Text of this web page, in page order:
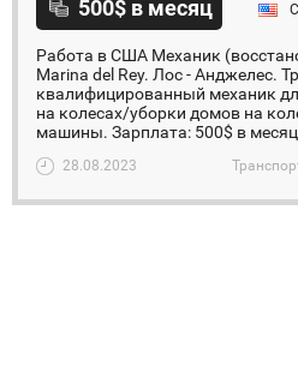
500$ в месяц
Работа в США Механик
Marina del Rey. Лос - Анджелес.
квалифицированный механик
на колесах/уборки домов на
машины. Зарплата: 500$ в
28.08.2023